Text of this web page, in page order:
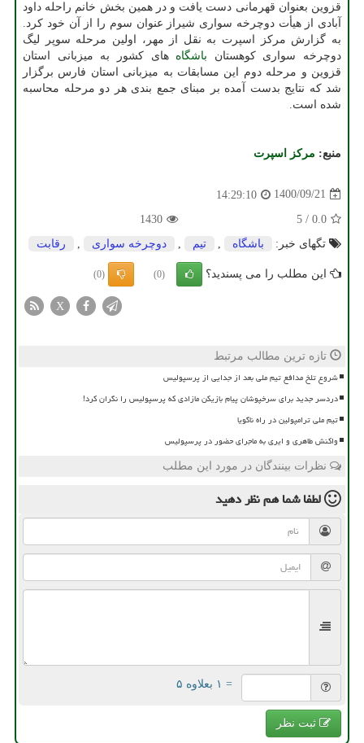
قزوین بعنوان قهرمانی دست یافت و در همین بخش خانم راحله داود
آبادی از هیأت دوچرخه سواری شیراز عنوان سوم را از آن خود کرد.
به گزارش مرکز اسپرت به نقل از مهر، اولین مرحله سوپر لیگ
دوچرخه سواری کوهستان باشگاه های کشور به میزبانی استان
قزوین و مرحله دوم این مسابقات به میزبانی استان فارس برگزار
شد که نتایج بدست آمده بر مبنای جمع بندی هر دو مرحله محاسبه
شده است.
منبع: مركز اسپرت
1400/09/21
14:29:10
0.0
/
5
1430
تگهای خبر:
باشگاه تیم دوچرخه سواری رقابت
این مطلب را می پسندید؟ (0)
(0)
X
تازه ترین مطالب مرتبط
شروع تلخ مدافع تیم ملی بعد از جدایی از پرسپولیس
دردسر جدید برای سرخپوشان پیام بازیکن مازادی که پرسپولیس را نگران کرد!
تیم ملی ترامپولین در راه ناگویا
واکنش طاهری و ایری به ماجرای حضور در پرسپولیس
نظرات بینندگان در مورد این مطلب
لطفا شما همنظر دهید
= ۱ بعلاوه ۵
ثبت نظر